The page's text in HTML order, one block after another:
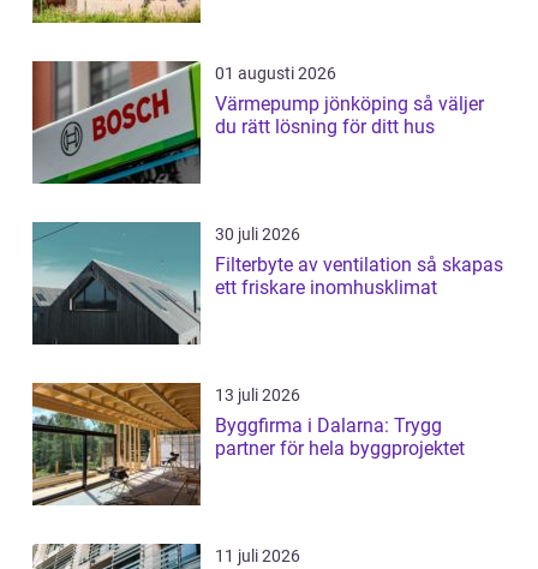
01 augusti 2026
Värmepump jönköping så väljer
du rätt lösning för ditt hus
30 juli 2026
Filterbyte av ventilation så skapas
ett friskare inomhusklimat
13 juli 2026
Byggfirma i Dalarna: Trygg
partner för hela byggprojektet
11 juli 2026